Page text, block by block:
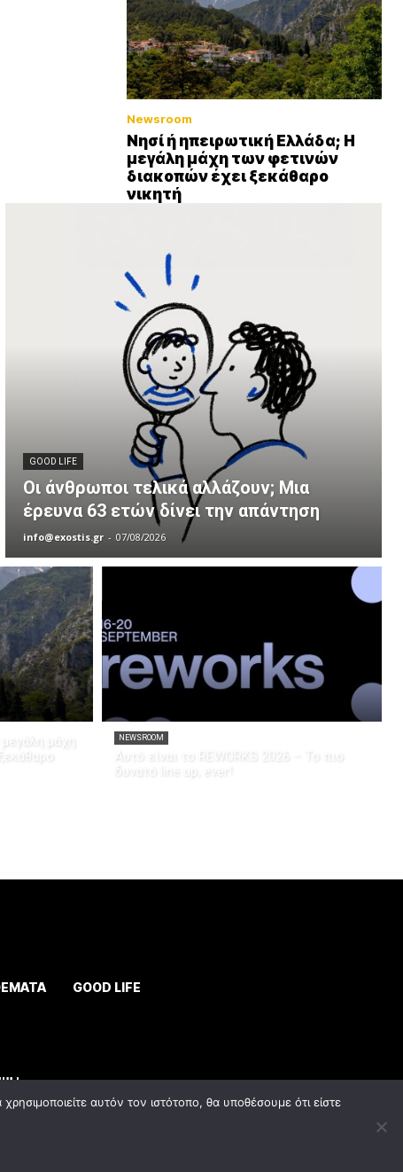
Newsroom
Νησί ή ηπειρωτική Ελλάδα; Η
μεγάλη μάχη των φετινών
διακοπών έχει ξεκάθαρο
νικητή
GOOD LIFE
Οι άνθρωποι τελικά αλλάζουν; Μια
έρευνα 63 ετών δίνει την απάντηση
info@exostis.gr - 07/08/2026
μάχη
NEWSROOM
Αυτό είναι το REWORKS 2026 – Το πιο
δυνατό line up, ever!
GOOD LIFE
αυτόν τον ιστότοπο, θα υποθέσουμε ότι είστε